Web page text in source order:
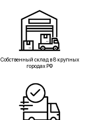
Собственный склад в 8 крупных
городах РФ